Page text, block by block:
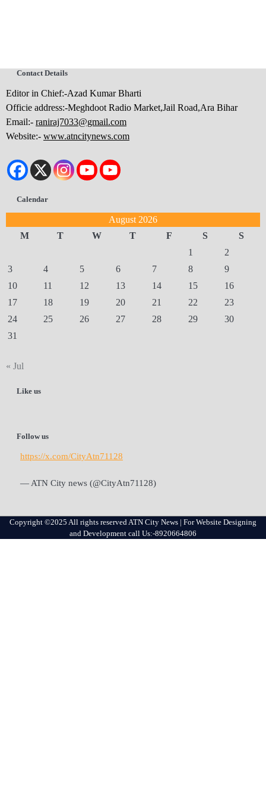
Contact Details
Editor in Chief:-Azad Kumar Bharti
Officie address:-Meghdoot Radio Market,Jail Road,Ara Bihar
Email:- raniraj7033@gmail.com
Website:- www.atncitynews.com
Calendar
August 2026
M
T W T F S
S
1
2
3
4 5 6 7 8
9
10
11 12 13 14 15
16
17
18 19 20 21 22
23
24
25 26 27 28 29
30
31
« Jul
Like us
Follow us
https://x.com/CityAtn71128
— ATN City news (@CityAtn71128)
Copyright ©2025 All rights reserved ATN City News | For Website Designing
and Development call Us:-8920664806